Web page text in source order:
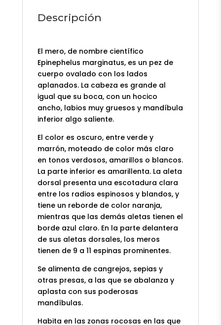
Descripción
El mero, de nombre científico
Epinephelus marginatus, es un pez de
cuerpo ovalado con los lados
aplanados. La cabeza es grande al
igual que su boca, con un hocico
ancho, labios muy gruesos y mandíbula
inferior algo saliente.
El color es oscuro, entre verde y
marrón, moteado de color más claro
en tonos verdosos, amarillos o blancos.
La parte inferior es amarillenta. La aleta
dorsal presenta una escotadura clara
entre los radios espinosos y blandos, y
tiene un reborde de color naranja,
mientras que las demás aletas tienen el
borde azul claro. En la parte delantera
de sus aletas dorsales, los meros
tienen de 9 a 11 espinas prominentes.
Se alimenta de cangrejos, sepias y
otras presas, a las que se abalanza y
aplasta con sus poderosas
mandíbulas.
Habita en las zonas rocosas en las que